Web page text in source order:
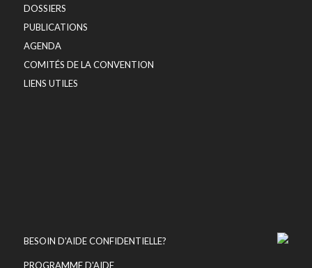
DOSSIERS
PUBLICATIONS
AGENDA
COMITÉS DE LA CONVENTION
LIENS UTILES
BESOIN D'AIDE CONFIDENTIELLE?
PROGRAMME D'AIDE